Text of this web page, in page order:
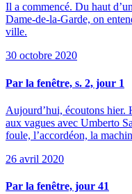
Il a commencé. Du haut
Dame-de-la-Garde, on
ville.
30 octobre 2020
Par la fenêtre, s. 2, jour 1
Aujourd’hui, écoutons hier.
aux vagues avec Umberto
foule, l’accordéon, la
26 avril 2020
Par la fenêtre, jour 41